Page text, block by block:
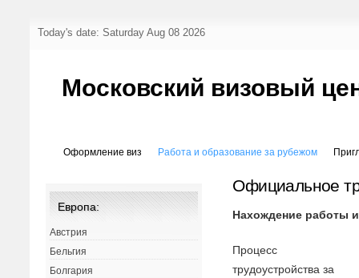
Today's date: Saturday Aug 08 2026
Московский визовый
Оформление виз Работа и образование за рубежом
Официальное
Нахождение работы
Процесс
трудоустройства за
Европа:
Австрия
Бельгия
Болгария